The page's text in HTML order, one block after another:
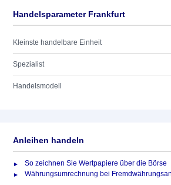
Handelsparameter Frankfurt
Kleinste handelbare Einheit
Spezialist
Handelsmodell
Anleihen handeln
So zeichnen Sie Wertpapiere über die Börse
Währungsumrechnung bei